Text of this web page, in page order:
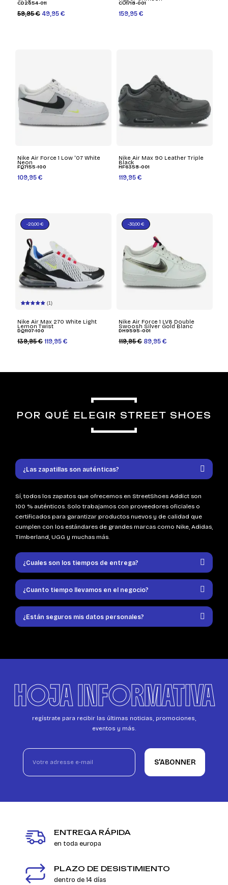
CD2654-011
59,95 € 49,95 €
CU1718-001
159,95 €
Nike Air Force 1 Low '07 White
Neon
FQ7155-100
109,95 €
Nike Air Max 90 Leather Triple
Black
HF6358-001
119,95 €
(1)
Nike Air Max 270 White Light
Lemon Twist
DQ1107-100
139,95 € 119,95 €
-20,00 €
Nike Air Force 1 LV8 Double
Swoosh Silver Gold Blanc
DH9595-001
119,95 € 89,95 €
-30,00 €
POR QUÉ ELEGIR STREET SHOES
¿Las zapatillas son auténticas?
Sí, todos los zapatos que ofrecemos en StreetShoes Addict son
100 % auténticos. Solo trabajamos con proveedores oficiales o
certificados para garantizar productos nuevos y de calidad que
cumplen con los estándares de grandes marcas como Nike, Adidas,
Timberland, UGG y muchas más.
¿Cuales son los tiempos de entrega?
¿Cuanto tiempo llevamos en el negocio?
¿Están seguros mis datos personales?
HOJA INFORMATIVA
regístrate para recibir las últimas noticias, promociones,
eventos y más.
S’ABONNER
ENTREGA RÁPIDA
en toda europa
PLAZO DE DESISTIMIENTO
dentro de 14 días